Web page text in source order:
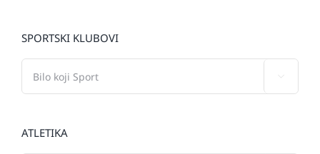
SPORTSKI KLUBOVI
ATLETIKA